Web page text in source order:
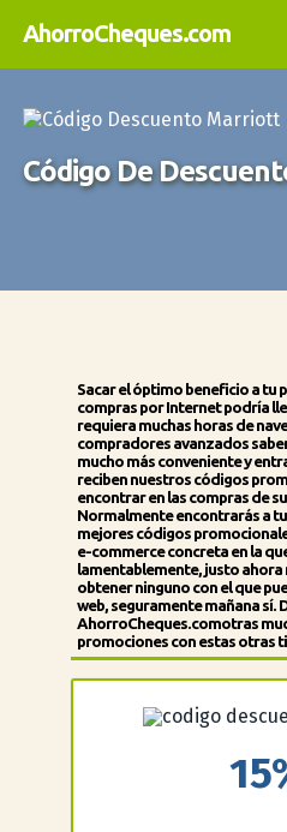
AhorroCheques.com
Código De
Sacar el óptimo beneficio a tu
compras por Internet podría
requiera muchas horas de
compradores avanzados
mucho más conveniente y
reciben nuestros códigos
encontrar en las compras de
Normalmente encontrarás a
mejores códigos
e-commerce concreta en la
lamentablemente, justo
obtener ninguno con el que
web, seguramente mañana sí.
AhorroCheques.comotras
promociones con estas otras